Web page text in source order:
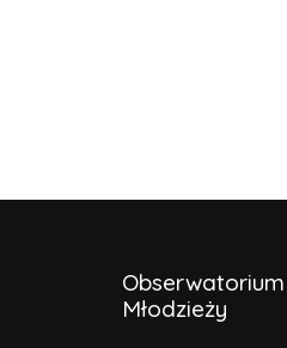
Młodzieży